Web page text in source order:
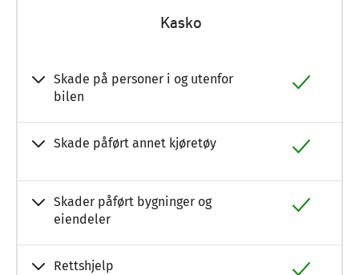
Kasko
Skade på personer i og utenfor
bilen
Skade påført annet kjøretøy
Skader påført bygninger og
eiendeler
Rettshjelp